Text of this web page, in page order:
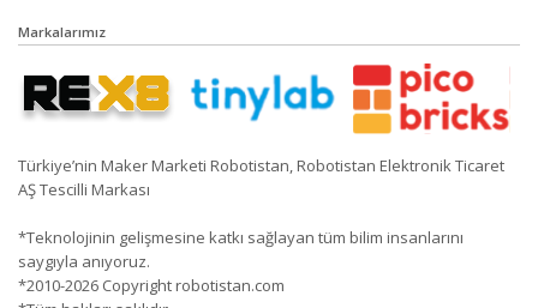
Markalarımız
Türkiye’nin Maker Marketi Robotistan, Robotistan Elektronik Ticaret
AŞ Tescilli Markası
*Teknolojinin gelişmesine katkı sağlayan tüm bilim insanlarını
saygıyla anıyoruz.
*2010-2026 Copyright robotistan.com